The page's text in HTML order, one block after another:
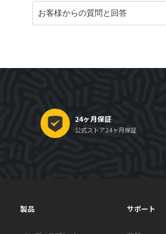
24ヶ月保証
公式ストア24ヶ月保証
製品 サポート